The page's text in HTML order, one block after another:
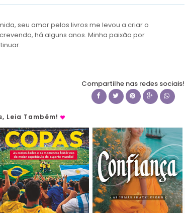
seu amor pelos livros me levou a criar o
há alguns anos. Minha paixão por
Compartilhe nas redes sociais!
Leia Também!